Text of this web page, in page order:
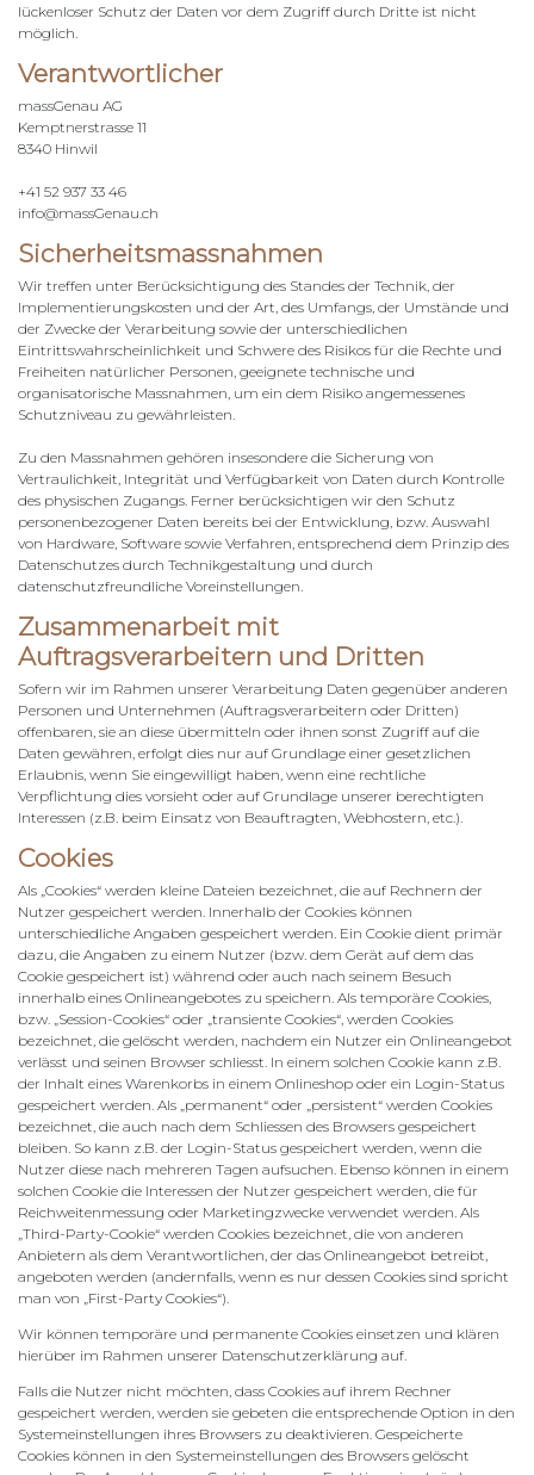
lückenloser Schutz der Daten vor dem Zugriff durch Dritte ist nicht
möglich.
Verantwortlicher
massGenau AG
Kemptnerstrasse 11
8340 Hinwil
+41 52 937 33 46
info@massGenau.ch
Sicherheitsmassnahmen
Wir treffen unter Berücksichtigung des Standes der Technik, der
Implementierungskosten und der Art, des Umfangs, der Umstände und
der Zwecke der Verarbeitung sowie der unterschiedlichen
Eintrittswahrscheinlichkeit und Schwere des Risikos für die Rechte und
Freiheiten natürlicher Personen, geeignete technische und
organisatorische Massnahmen, um ein dem Risiko angemessenes
Schutzniveau zu gewährleisten.
Zu den Massnahmen gehören insesondere die Sicherung von
Vertraulichkeit, Integrität und Verfügbarkeit von Daten durch Kontrolle
des physischen Zugangs. Ferner berücksichtigen wir den Schutz
personenbezogener Daten bereits bei der Entwicklung, bzw. Auswahl
von Hardware, Software sowie Verfahren, entsprechend dem Prinzip des
Datenschutzes durch Technikgestaltung und durch
datenschutzfreundliche Voreinstellungen.
Zusammenarbeit mit
Auftragsverarbeitern und Dritten
Sofern wir im Rahmen unserer Verarbeitung Daten gegenüber anderen
Personen und Unternehmen (Auftragsverarbeitern oder Dritten)
offenbaren, sie an diese übermitteln oder ihnen sonst Zugriff auf die
Daten gewähren, erfolgt dies nur auf Grundlage einer gesetzlichen
Erlaubnis, wenn Sie eingewilligt haben, wenn eine rechtliche
Verpflichtung dies vorsieht oder auf Grundlage unserer berechtigten
Interessen (z.B. beim Einsatz von Beauftragten, Webhostern, etc.).
Cookies
Als „Cookies“ werden kleine Dateien bezeichnet, die auf Rechnern der
Nutzer gespeichert werden. Innerhalb der Cookies können
unterschiedliche Angaben gespeichert werden. Ein Cookie dient primär
dazu, die Angaben zu einem Nutzer (bzw. dem Gerät auf dem das
Cookie gespeichert ist) während oder auch nach seinem Besuch
innerhalb eines Onlineangebotes zu speichern. Als temporäre Cookies,
bzw. „Session-Cookies“ oder „transiente Cookies“, werden Cookies
bezeichnet, die gelöscht werden, nachdem ein Nutzer ein Onlineangebot
verlässt und seinen Browser schliesst. In einem solchen Cookie kann z.B.
der Inhalt eines Warenkorbs in einem Onlineshop oder ein Login-Status
gespeichert werden. Als „permanent“ oder „persistent“ werden Cookies
bezeichnet, die auch nach dem Schliessen des Browsers gespeichert
bleiben. So kann z.B. der Login-Status gespeichert werden, wenn die
Nutzer diese nach mehreren Tagen aufsuchen. Ebenso können in einem
solchen Cookie die Interessen der Nutzer gespeichert werden, die für
Reichweitenmessung oder Marketingzwecke verwendet werden. Als
„Third-Party-Cookie“ werden Cookies bezeichnet, die von anderen
Anbietern als dem Verantwortlichen, der das Onlineangebot betreibt,
angeboten werden (andernfalls, wenn es nur dessen Cookies sind spricht
man von „First-Party Cookies“).
Wir können temporäre und permanente Cookies einsetzen und klären
hierüber im Rahmen unserer Datenschutzerklärung auf.
Falls die Nutzer nicht möchten, dass Cookies auf ihrem Rechner
gespeichert werden, werden sie gebeten die entsprechende Option in den
Systemeinstellungen ihres Browsers zu deaktivieren. Gespeicherte
Cookies können in den Systemeinstellungen des Browsers gelöscht